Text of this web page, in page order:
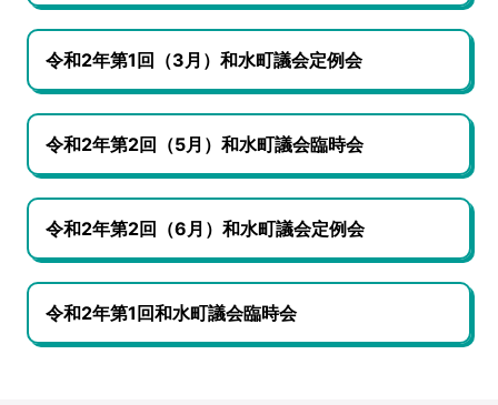
令和2年第1回（3月）和水町議会定例会
令和2年第2回（5月）和水町議会臨時会
令和2年第2回（6月）和水町議会定例会
令和2年第1回和水町議会臨時会